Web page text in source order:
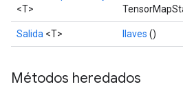
<T>
Salida <T> llaves ()
Métodos heredados